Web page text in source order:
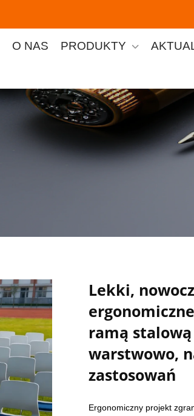
O NAS PRODUKTY
Lekki,
ramą
warstwowo,
zastosowań
Ergonomiczny projekt